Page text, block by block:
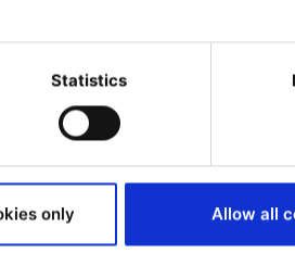
Statistics
only Allow all